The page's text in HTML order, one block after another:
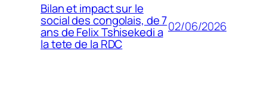
Bilan et impact sur le
social des congolais, de 7
ans de Felix Tshisekedi a
la tete de la RDC
02/06/2026